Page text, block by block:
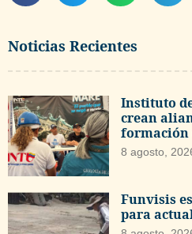
Noticias Recientes
Instituto
crean
formación
8 agosto,
Funvisis
para